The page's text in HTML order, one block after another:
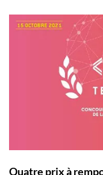
Quatre prix à